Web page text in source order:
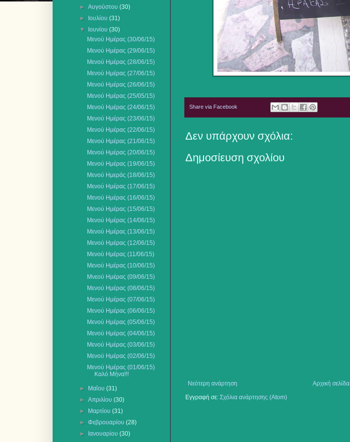
Share via Facebook
Δεν υπάρχουν σχόλια:
Δημοσίευση σχολίου
Νεότερη ανάρτηση
Αρχική σελίδα
Εγγραφή σε: Σχόλια ανάρτησης (Atom)
►Αυγούστου(30)
►
Ιουλίου(31)
▼
Ιουνίου(30)
Μενού Ημέρας (30/06/15)
Μενού Ημέρας (29/06/15)
Μενού Ημέρας (28/06/15)
Μενού Ημέρας (27/06/15)
Μενού Ημέρας (26/06/15)
Μενού Ημέρας (25/05/15)
Μενού Ημέρας (24/06/15)
Μενού Ημέρας (23/06/15)
Μενού Ημέρας (22/06/15)
Μενού Ημέρας (21/06/15)
Μενού Ημέρας (20/06/15)
Μενού Ημέρας (19/06/15)
Μενού Ημεράς (18/06/15)
Μενού Ημέρας (17/06/15)
Μενού Ημέρας (16/06/15)
Μενού Ημέρας (15/06/15)
Μενού Ημέρας (14/06/15)
Μενού Ημέρας (13/06/15)
Μενού Ημέρας (12/06/15)
Μενού Ημέρας (11/06/15)
Μενού Ημέρας (10/06/15)
Μνεού Ημέρας (09/06/15)
Μενού Ημέρας (08/06/15)
Μενού Ημέρας (07/06/15)
Μενού Ημέρας (06/06/15)
Μενού Ημέρας (05/06/15)
Μενού Ημέρας (04/06/15)
Μενού Ημέρας (03/06/15)
Μενού Ημέρας (02/06/15)
Μενού Ημέρας (01/06/15)
Καλό Μήνα!!!
► Μαΐου(31)
►Απριλίου(30)
►
Μαρτίου(31)
►Φεβρουαρίου(28)
►
Ιανουαρίου(30)